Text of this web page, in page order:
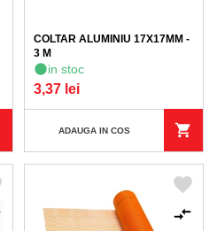
COLTAR ALUMINIU 17X17MM -
3 M
in stoc
3,37 lei
ADAUGA IN COS